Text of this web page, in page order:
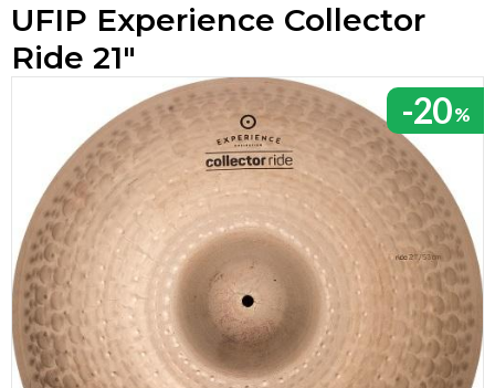
UFIP Experience Collector
Ride 21"
-20%